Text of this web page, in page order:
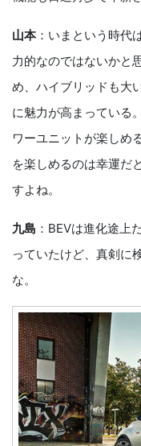
山本：いまという時代
力的なのではないかと
め、ハイブリッドも大
に魅力が高まっている
ワーユニットが楽しめ
を楽しめるのは幸運だ
すよね。
九島 ：BEVは進化途上
っていたけど、真剣に
な。